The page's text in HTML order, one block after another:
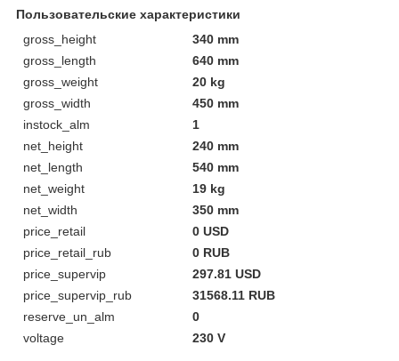
Пользовательские характеристики
gross_height
340 mm
gross_length
640 mm
gross_weight
20 kg
gross_width
450 mm
instock_alm
1
net_height
240 mm
net_length
540 mm
net_weight
19 kg
net_width
350 mm
price_retail
0 USD
price_retail_rub
0 RUB
price_supervip
297.81 USD
price_supervip_rub
31568.11 RUB
reserve_un_alm
0
voltage
230 V